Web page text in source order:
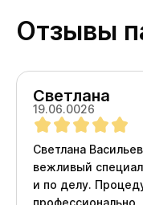
Отзывы
Светлана
19.06.0026
Светлана
вежливый
и по делу.